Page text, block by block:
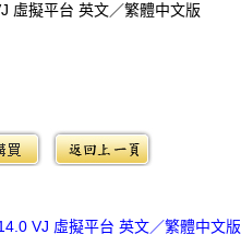
虛擬平台 英文／繁體中文版
VJ 虛擬平台 英文／繁體中文版